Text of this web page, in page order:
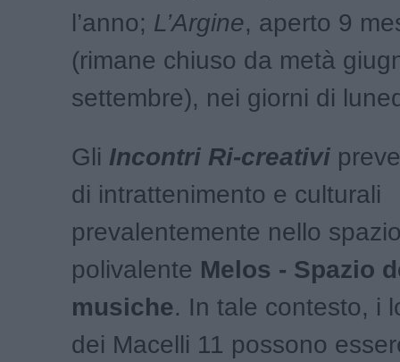
l’anno; L’Argine, aperto 9
(rimane chiuso da metà
settembre), nei giorni di
Gli Incontri Ri-creativi
di intrattenimento e culturali
prevalentemente nello
polivalente Melos - Spazio
musiche. In tale contesto, i
dei Macelli 11 possono